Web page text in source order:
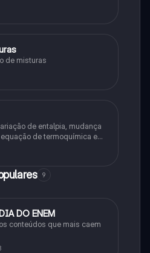
como calor sensível,
de misturas
de entalpia, mudança
de termoquímica e
9
DO ENEM
conteúdos que mais caem